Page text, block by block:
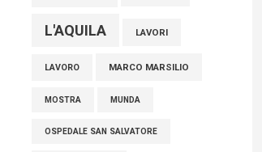
L'AQUILA LAVORI
LAVORO MARCO MARSILIO
MOSTRA MUNDA
OSPEDALE SAN SALVATORE